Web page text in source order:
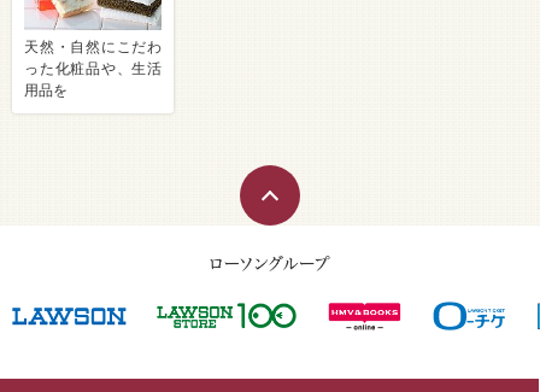
天然・自然にこだわ
った化粧品や、生活
用品を